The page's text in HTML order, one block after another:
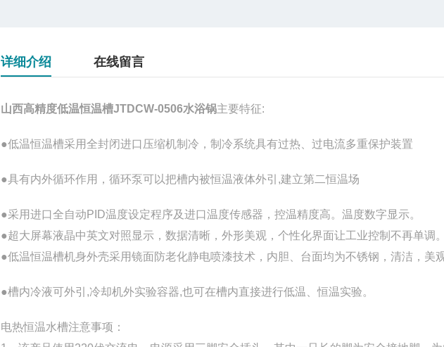
详细介绍 在线留言
山西高精度低温恒温槽JTDCW-0506水浴锅主要特征:
●低温恒温槽采用全封闭进口压缩机制冷，制冷系统具有过热、过电流多重保护装置
●具有内外循环作用，循环泵可以把槽内被恒温液体外引,建立第二恒温场
●采用进口全自动PID温度设定程序及进口温度传感器，控温精度高。温度数字显示。
●超大屏幕液晶中英文对照显示，数据清晰，外形美观，个性化界面让工业控制不再单调。
●低温恒温槽机身外壳采用镜面防老化静电喷漆技术，内胆、台面均为不锈钢，清洁，美
●槽内冷液可外引,冷却机外实验容器,也可在槽内直接进行低温、恒温实验。
电热恒温水槽注意事项：